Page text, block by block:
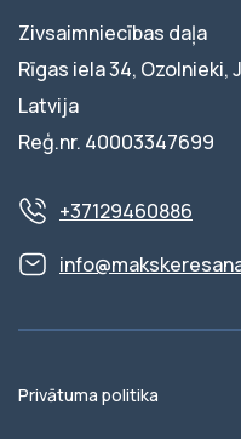
Zivsaimniecības daļa
Rīgas iela 34, Ozolnieki,
Latvija
Reģ.nr. 40003347699
+37129460886
Privātuma politika